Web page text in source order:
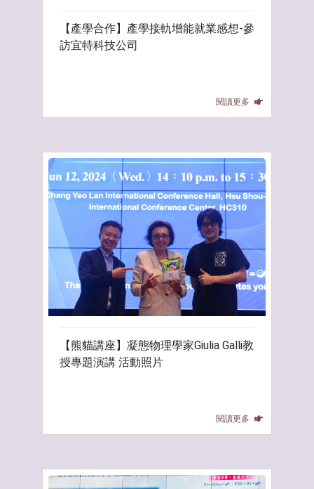
【產學合作】產學接軌增能就業感想-參
訪宜特科技公司
閱讀更多
【熊貓講座】凝態物理學家Giulia Galli教
授專題演講 活動照片
閱讀更多